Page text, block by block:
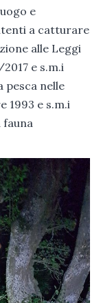
e
a catturare
alle Leggi
e s.m.i
pesca nelle
1993 e s.m.i
fauna